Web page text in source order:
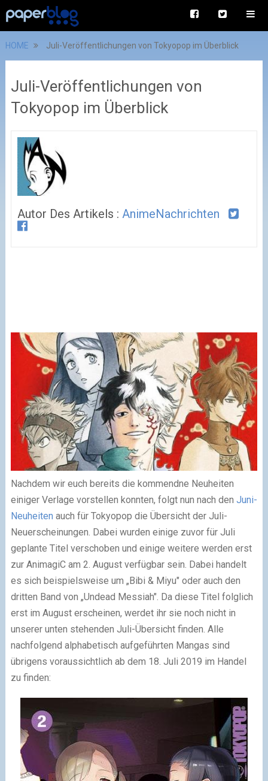
HOME Juli-Veröffentlichungen von Tokyopop im Überblick
Juli-Veröffentlichungen von
Tokyopop im Überblick
Autor Des Artikels : AnimeNachrichten
Nachdem wir euch bereits die kommendne Neuheiten
einiger Verlage vorstellen konnten, folgt nun nach den Juni-
Neuheiten auch für Tokyopop die Übersicht der Juli-
Neuerscheinungen. Dabei wurden einige zuvor für Juli
geplante Titel verschoben und einige weitere werden erst
zur AnimagiC am 2. August verfügbar sein. Dabei handelt
es sich beispielsweise um „Bibi & Miyu" oder auch den
dritten Band von „Undead Messiah". Da diese Titel folglich
erst im August erscheinen, werdet ihr sie noch nicht in
unserer unten stehenden Juli-Übersicht finden. Alle
nachfolgend alphabetisch aufgeführten Mangas sind
übrigens voraussichtlich ab dem 18. Juli 2019 im Handel
zu finden: